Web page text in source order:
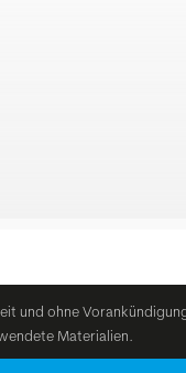
und ohne
Materialien.